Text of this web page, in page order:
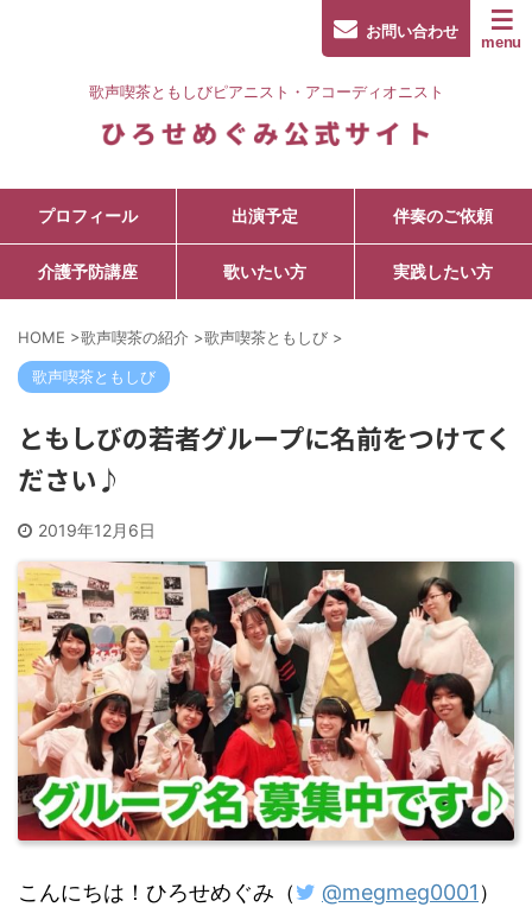
お問い合わせ
歌声喫茶ともしびピアニスト・アコーディオニスト
プロフィール 出演予定 伴奏のご依頼
介護予防講座 歌いたい方 実践したい方
HOME >歌声喫茶の紹介 >歌声喫茶ともしび >
歌声喫茶ともしび
ともしびの若者グループに名前をつけてく
ださい♪
2019年12月6日
こんにちは！ひろせめぐみ（ @megmeg0001 ）